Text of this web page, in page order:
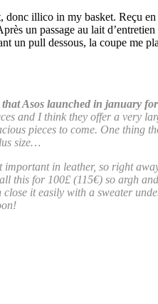
illico in my basket. Reçu
un passage au lait
pull dessous, la coupe me
Asos launched in january
and I think they offer a very
pieces to come. One thing
size…
in leather, so right
for 100£ (115€) so argh
it easily with a sweater